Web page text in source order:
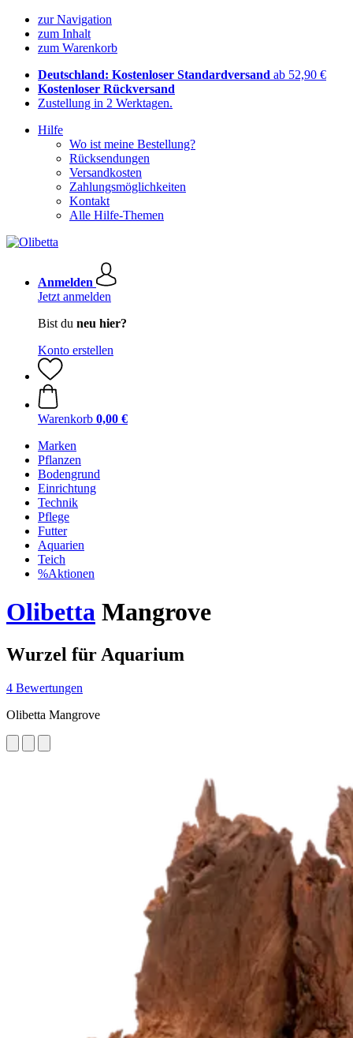
zur Navigation
zum Inhalt
zum Warenkorb
Deutschland: Kostenloser Standardversand ab 52,90 €
Kostenloser Rückversand
Zustellung in 2 Werktagen.
Hilfe
Wo ist meine Bestellung?
Rücksendungen
Versandkosten
Zahlungsmöglichkeiten
Kontakt
Alle Hilfe-Themen
Anmelden
Jetzt anmelden
Bist du neu hier?
Konto erstellen
Warenkorb 0,00 €
Marken
Pflanzen
Bodengrund
Einrichtung
Technik
Pflege
Futter
Aquarien
Teich
%Aktionen
Olibetta Mangrove
Wurzel für Aquarium
4 Bewertungen
Olibetta Mangrove